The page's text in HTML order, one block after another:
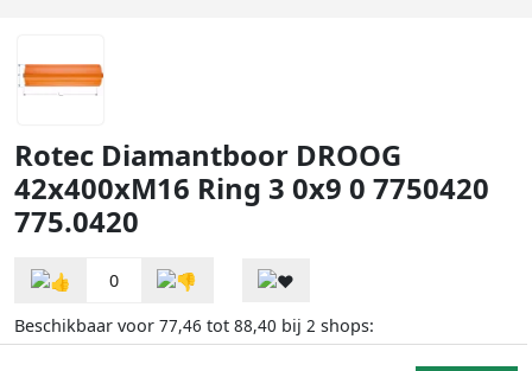
Rotec Diamantboor DROOG
42x400xM16 Ring 3 0x9 0 7750420
775.0420
0
Beschikbaar voor 77,46 tot 88,40 bij 2 shops: